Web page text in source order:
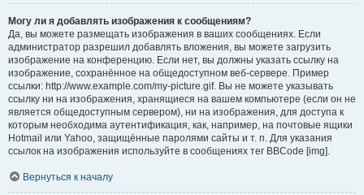
Могу ли я добавлять изображения к сообщениям?
Да, вы можете размещать изображения в ваших сообщениях. Если
администратор разрешил добавлять вложения, вы можете загрузить
изображение на конференцию. Если нет, вы должны указать ссылку на
изображение, сохранённое на общедоступном веб-сервере. Пример
ссылки: http://www.example.com/my-picture.gif. Вы не можете указывать
ссылку ни на изображения, хранящиеся на вашем компьютере (если он не
является общедоступным сервером), ни на изображения, для доступа к
которым необходима аутентификация, как, например, на почтовые ящики
Hotmail или Yahoo, защищённые паролями сайты и т. п. Для указания
ссылок на изображения используйте в сообщениях тег BBCode [img].
Вернуться к началу